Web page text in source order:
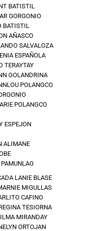
BATISTIL
GORGONIO
BATISTIL
AÑASCO
SALVALOZA
ESPAÑOLA
TERAYTAY
GOLANDRINA
POLANGCO
POLANGCO
ESPEJON
ALIMANE
LANIE BLASE
MIGULLAS
CAFINO
TESIORNA
MIRANDAY
ORTOJAN